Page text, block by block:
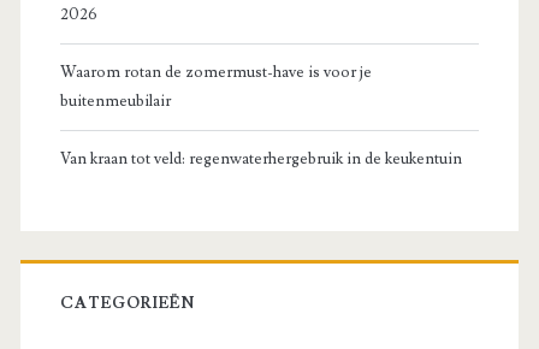
2026
Waarom rotan de zomermust-have is voor je
buitenmeubilair
Van kraan tot veld: regenwaterhergebruik in de keukentuin
CATEGORIEËN